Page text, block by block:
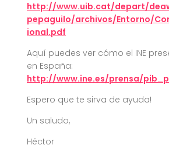
http://www.uib.cat/depart/
pepaguilo/archivos/Entorno/
ional.pdf
Aquí puedes ver cómo el INE
en España:
http://www.ine.es/prensa/
Espero que te sirva de ayuda!
Un saludo,
Héctor